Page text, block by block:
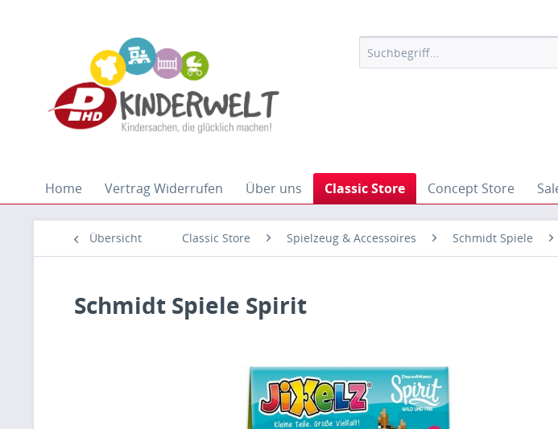
Home Vertrag Widerrufen Über uns Classic Store Concept Store
Übersicht Classic Store Spielzeug & Accessoires Schmidt Spiele
Schmidt Spiele Spirit